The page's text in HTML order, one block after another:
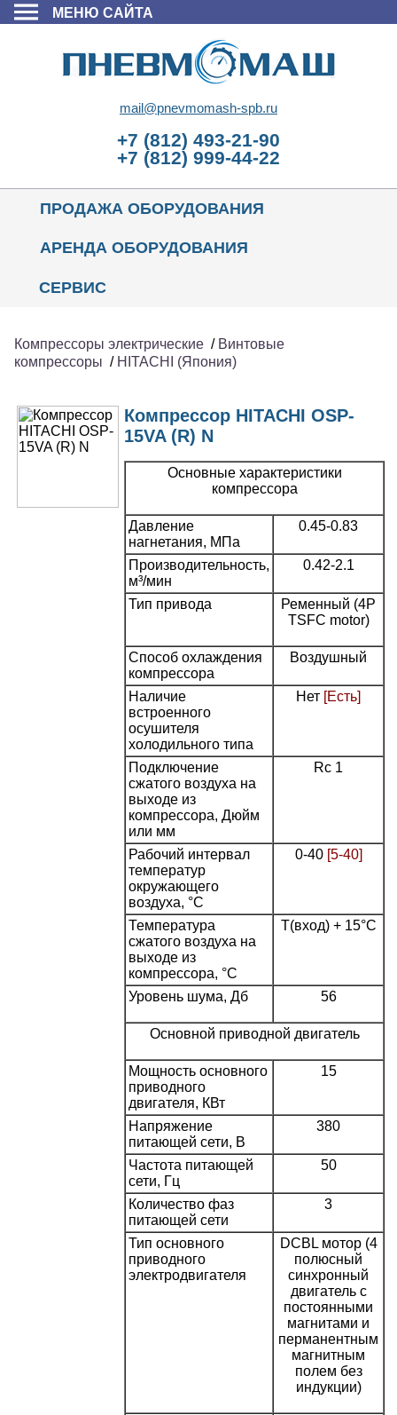
МЕНЮ САЙТА
mail@pnevmomash-spb.ru
+7 (812) 493-21-90
+7 (812) 999-44-22
ПРОДАЖА ОБОРУДОВАНИЯ
АРЕНДА ОБОРУДОВАНИЯ
СЕРВИС
Компрессоры электрические / Винтовые
компрессоры / HITACHI (Япония)
Компрессор HITACHI OSP-
15VA (R) N
Основные характеристики
компрессора
Давление
нагнетания, МПа
0.45-0.83
Производительность,
м³/мин
0.42-2.1
Тип привода
Ременный (4P
TSFC motor)
Способ охлаждения
компрессора
Воздушный
Наличие
встроенного
осушителя
холодильного типа
Нет [Есть]
Подключение
сжатого воздуха на
выходе из
компрессора, Дюйм
или мм
Rc 1
Рабочий интервал
температур
окружающего
воздуха, °С
0-40 [5-40]
Температура
сжатого воздуха на
выходе из
компрессора, °С
T(вход) + 15°С
Уровень шума, Дб 56
Основной приводной двигатель
Мощность основного
приводного
двигателя, КВт
15
Напряжение
питающей сети, В
380
Частота питающей
сети, Гц
50
Количество фаз
питающей сети
3
Тип основного
приводного
электродвигателя
DCBL мотор (4
полюсный
синхронный
двигатель с
постоянными
магнитами и
перманентным
магнитным
полем без
индукции)